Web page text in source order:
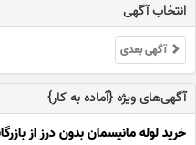
انتخاب آگهی
آگهی بعدی
آگهی‌های ویژه {آماده به کار}
خرید لوله مانیسمان بدون درز از